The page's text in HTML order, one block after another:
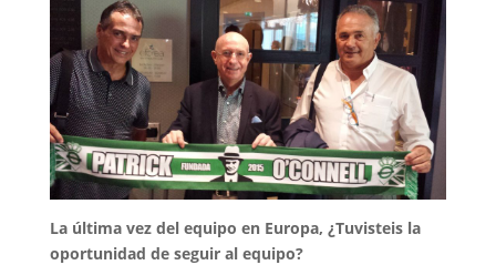
La última vez del equipo en Europa, ¿Tuvisteis la
oportunidad de seguir al equipo?